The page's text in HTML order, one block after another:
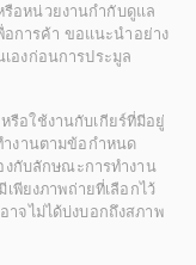
อหน่วยงานกำกับดูแล
อการค้า ขอแนะนำอย่าง
องก่อนการประมูล
อใช้งานกับเกียร์ที่มีอยู่
ำงานตามข้อกำหนด
งกับลักษณะการทำงาน
พียงภาพถ่ายที่เลือกไว้
าจไม่ได้บ่งบอกถึงสภาพ